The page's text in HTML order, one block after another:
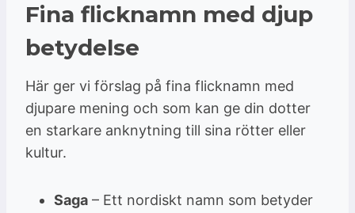
Fina flicknamn med djup
betydelse
Här ger vi förslag på fina flicknamn med
djupare mening och som kan ge din dotter
en starkare anknytning till sina rötter eller
kultur.
Saga – Ett nordiskt namn som betyder